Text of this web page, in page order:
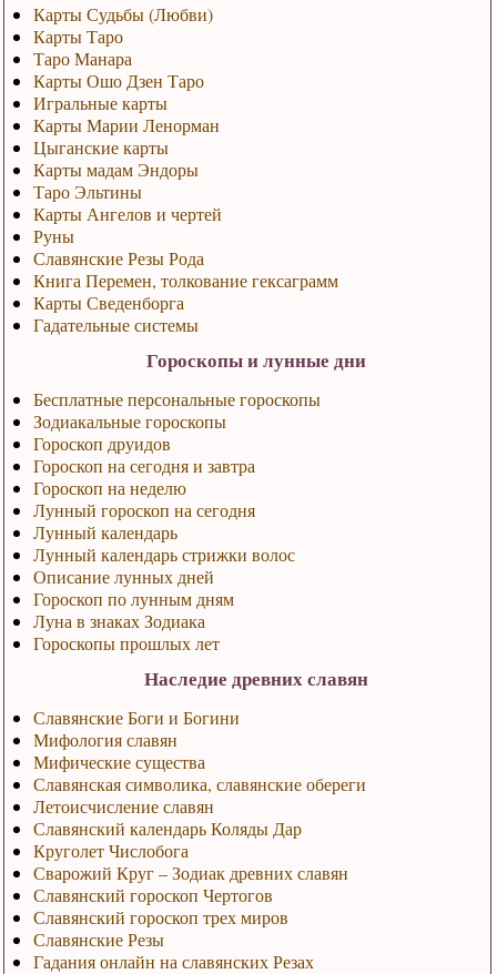
Карты Судьбы (Любви)
Карты Таро
Таро Манара
Карты Ошо Дзен Таро
Игральные карты
Карты Марии Ленорман
Цыганские карты
Карты мадам Эндоры
Таро Эльтины
Карты Ангелов и чертей
Руны
Славянские Резы Рода
Книга Перемен, толкование гексаграмм
Карты Сведенборга
Гадательные системы
Гороскопы и лунные дни
Бесплатные персональные гороскопы
Зодиакальные гороскопы
Гороскоп друидов
Гороскоп на сегодня и завтра
Гороскоп на неделю
Лунный гороскоп на сегодня
Лунный календарь
Лунный календарь стрижки волос
Описание лунных дней
Гороскоп по лунным дням
Луна в знаках Зодиака
Гороскопы прошлых лет
Наследие древних славян
Славянские Боги и Богини
Мифология славян
Мифические существа
Славянская символика, славянские обереги
Летоисчисление славян
Славянский календарь Коляды Дар
Круголет Числобога
Сварожий Круг – Зодиак древних славян
Славянский гороскоп Чертогов
Славянский гороскоп трех миров
Славянские Резы
Гадания онлайн на славянских Резах